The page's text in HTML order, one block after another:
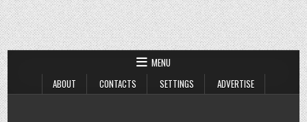
MENU
ABOUT
CONTACTS SETTINGS ADVERTISE